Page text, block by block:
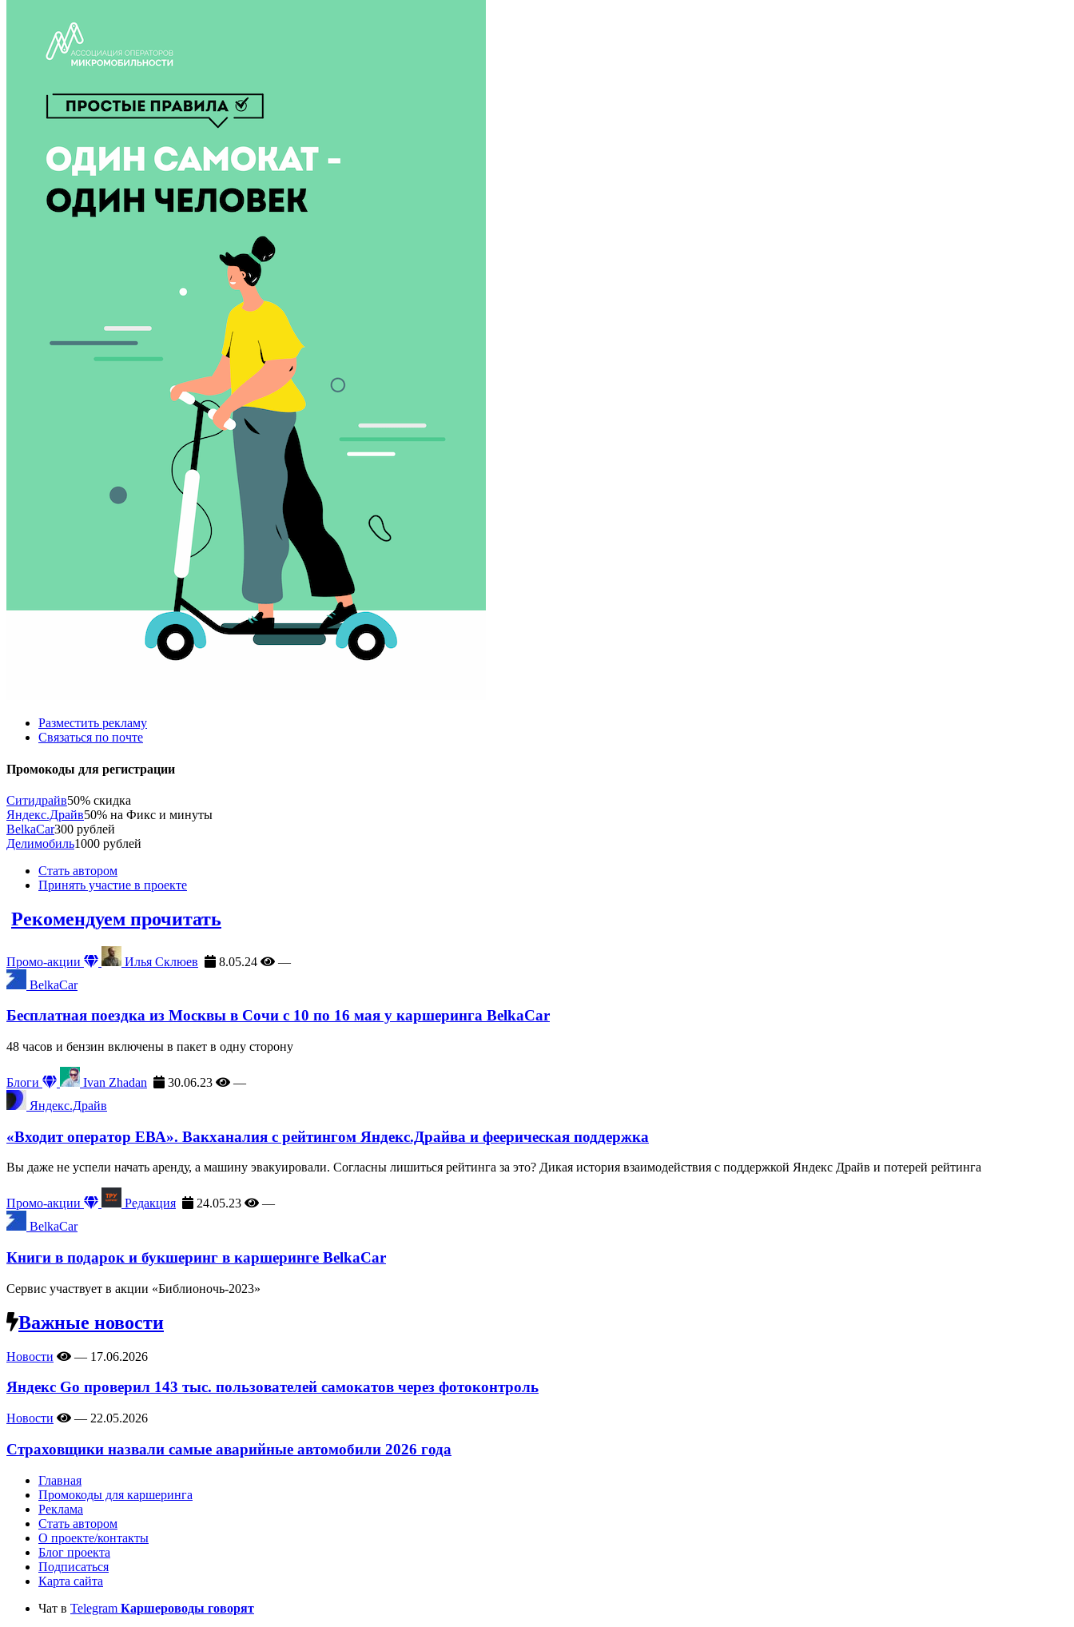
Разместить рекламу
Связаться по почте
Промокоды для регистрации
Ситидрайв50% скидка
Яндекс.Драйв50% на Фикс и минуты
BelkaCar300 рублей
Делимобиль1000 рублей
Стать автором
Принять участие в проекте
Рекомендуем прочитать
Промо-акции Илья Склюев 8.05.24
—
BelkaCar
Бесплатная поездка из Москвы в Сочи с 10 по 16 мая у каршеринга BelkaCar
48 часов и бензин включены в пакет в одну сторону
Блоги Ivan Zhadan 30.06.23
—
Яндекс.Драйв
«Входит оператор ЕВА». Вакханалия с рейтингом Яндекс.Драйва и феерическая поддержка
Вы даже не успели начать аренду, а машину эвакуировали. Согласны лишиться рейтинга за это? Дикая история взаимодействия с поддержкой Яндекс Драйв и потерей рейтинга
Промо-акции Редакция 24.05.23
—
BelkaCar
Книги в подарок и букшеринг в каршеринге BelkaCar
Сервис участвует в акции «Библионочь-2023»
Важные новости
Новости — 17.06.2026
Яндекс Go проверил 143 тыс. пользователей самокатов через фотоконтроль
Новости — 22.05.2026
Страховщики назвали самые аварийные автомобили 2026 года
Главная
Промокоды для каршеринга
Реклама
Стать автором
О проекте/контакты
Блог проекта
Подписаться
Карта сайта
Чат в Telegram Каршероводы говорят